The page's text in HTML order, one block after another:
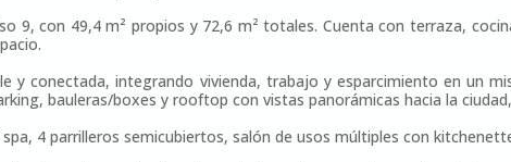
9, con 49,4 m² propios y 72,6 m² totales. Cuenta con terraza,
y conectada, integrando vivienda, trabajo y esparcimiento en un
bauleras/boxes y rooftop con vistas panorámicas hacia la
4 parrilleros semicubiertos, salón de usos múltiples con